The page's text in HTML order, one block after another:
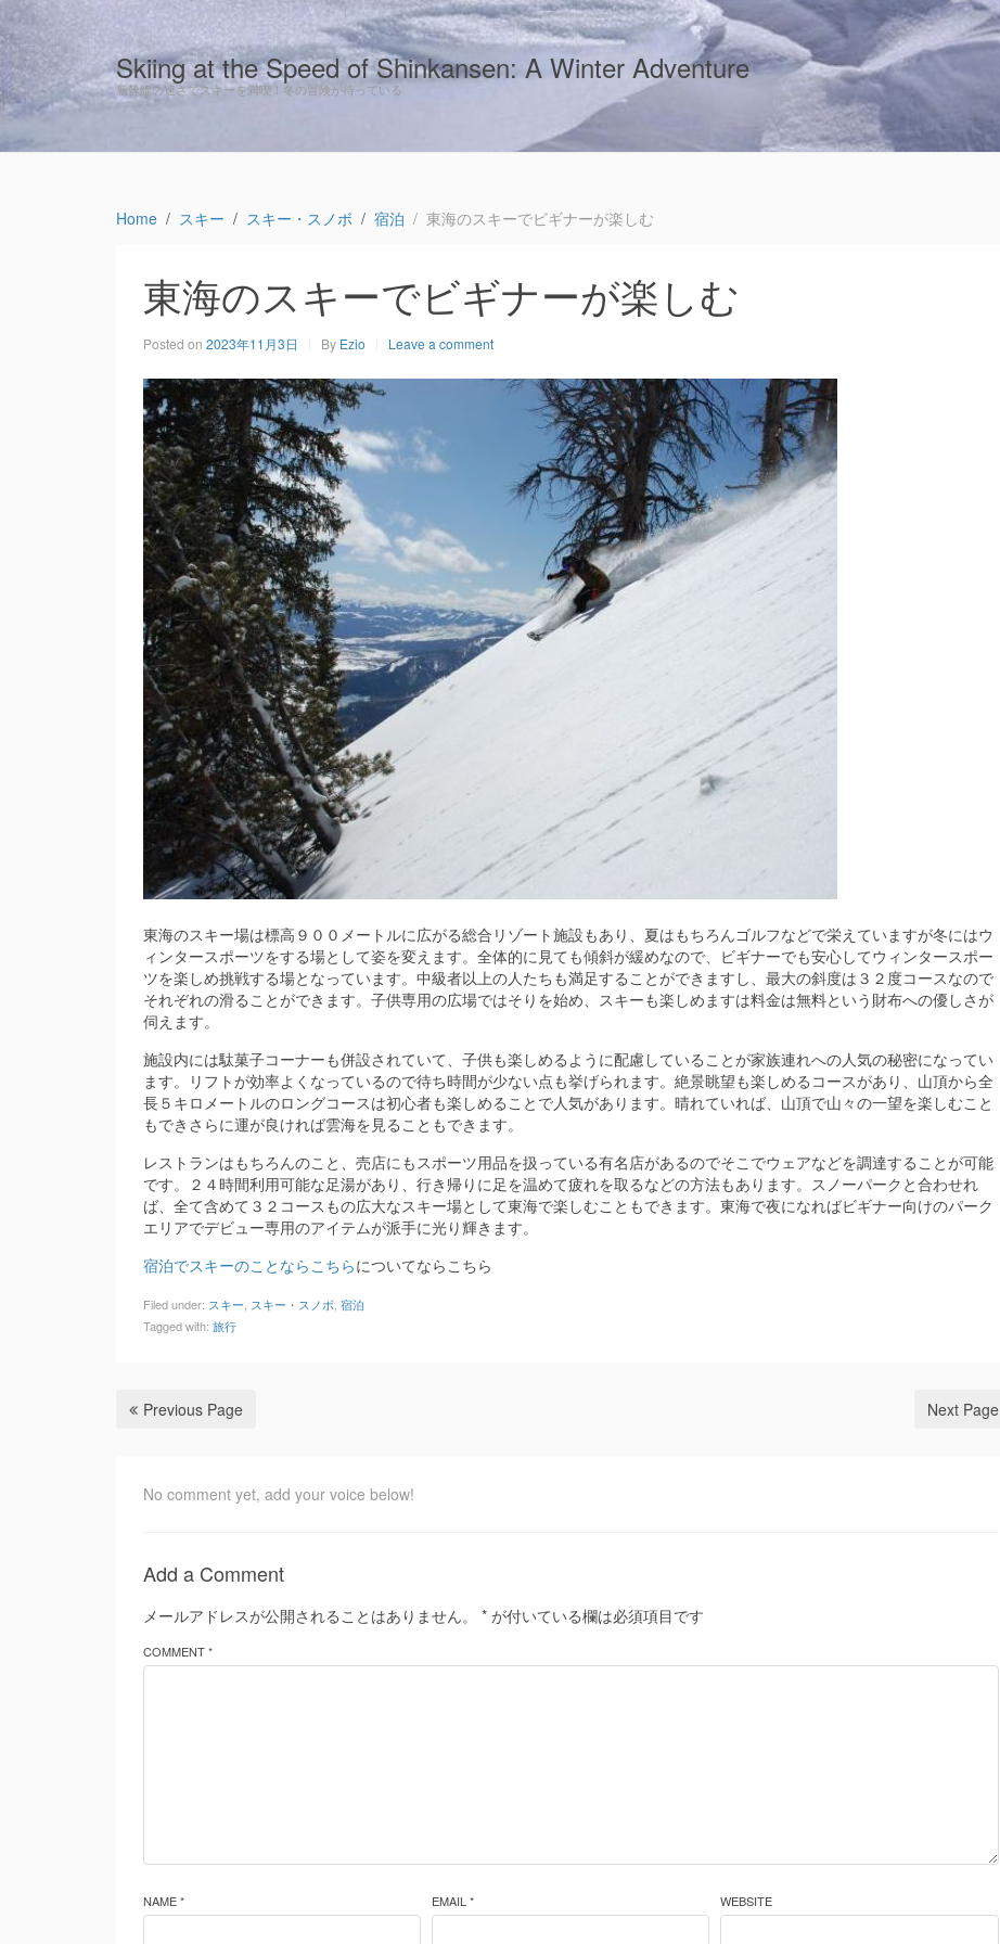
Skiing at the Speed of Shinkansen: A Winter Adventure
新幹線の速さでスキーを満喫！冬の冒険が待っている
Home スキー スキー・スノボ 宿泊 東海のスキーでビギナーが楽しむ
東海のスキーでビギナーが楽しむ
Posted on 2023年11月3日 By Ezio Leave a comment
東海のスキー場は標高９００メートルに広がる総合リゾート施設もあり、夏はもちろんゴルフなどで栄えていますが冬にはウ
ィンタースポーツをする場として姿を変えます。 全体的に見ても傾斜が緩めなので、ビギナーでも安心してウィンタースポー
ツを楽しめ挑戦する場となっています。中級者以上の人たちも満足することができますし、最大の斜度は３２度コースなので
それぞれの滑ることができます。子供専用の広場ではそりを始め、スキーも楽しめますは料金は無料という財布への優しさが
伺えます。
施設内には駄菓子コーナーも併設されていて、子供も楽しめるように配慮していることが家族連れへの人気の秘密になってい
ます。リフトが効率よくなっているので待ち時間が少ない点も挙げられます。絶景眺望も楽しめるコースがあり、山頂から全
長５キロメートルのロングコースは初心者も楽しめることで人気があります。晴れていれば、山頂で山々の一望を楽しむこと
もできさらに運が良ければ雲海を見ることもできます。
レストランはもちろんのこと、売店にもスポーツ用品を扱っている有名店があるのでそこでウェアなどを調達することが可能
です。２４時間利用可能な足湯があり、行き帰りに足を温めて疲れを取るなどの方法もあります。スノーパークと合わせれ
ば、全て含めて３２コースもの広大なスキー場として東海で楽しむこともできます。東海で夜になればビギナー向けのパーク
エリアでデビュー専用のアイテムが派手に光り輝きます。
宿泊でスキーのことならこちらについてならこちら
Filed under: スキー スキー・スノボ 宿泊
Tagged with: 旅行
Previous Page Next Page
No comment yet, add your voice below!
Add a Comment
メールアドレスが公開されることはありません。 * が付いている欄は必須項目です
COMMENT *
NAME * EMAIL * WEBSITE